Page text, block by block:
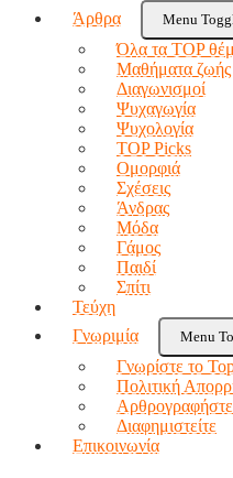
Άρθρα
Menu
Όλα τα TOP
Μαθήματα ζωής
Διαγωνισμοί
Ψυχαγωγία
Ψυχολογία
TOP Picks
Ομορφιά
Σχέσεις
Άνδρας
Μόδα
Γάμος
Παιδί
Σπίτι
Τεύχη
Γνωριμία
Menu
Γνωρίστε το
Πολιτική
Αρθρογραφήστε
Διαφημιστείτε
Επικοινωνία